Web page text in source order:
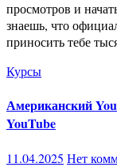
просмотров и
знаешь, что
приносить тебе
Курсы
Американский
YouTube
11.04.2025 Нет